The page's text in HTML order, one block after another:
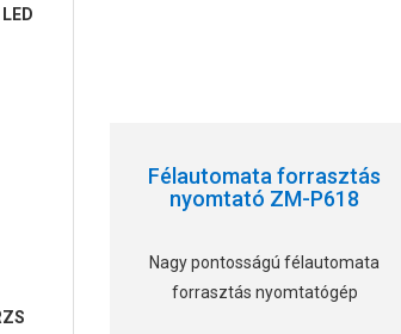
Félautomata forrasztás
nyomtató ZM-P618
Nagy pontosságú félautomata
forrasztás nyomtatógép